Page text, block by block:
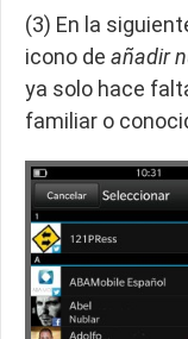
(3) En la
icono de añadir
ya solo hace
familiar o